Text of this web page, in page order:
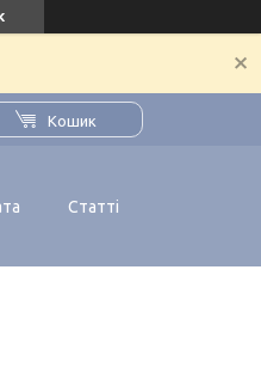
Кошик
Статті